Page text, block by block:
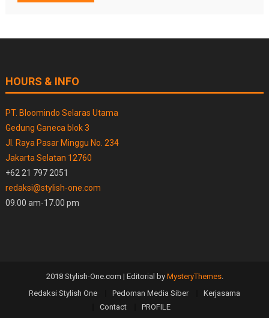
HOURS & INFO
PT. Bloomindo Selaras Utama
Gedung Ganeca blok 3
Jl. Raya Pasar Minggu No. 234
Jakarta Selatan 12760
+62 21 797 2051
redaksi@stylish-one.com
09.00 am-17.00 pm
2018 Stylish-One.com | Editorial by MysteryThemes.
Redaksi Stylish One
Pedoman Media Siber
Kerjasama
Contact
PROFILE